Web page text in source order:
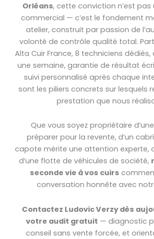
Orléans, cette conviction n’est
commercial — c’est le fondement
atelier, construit par passion de
volonté de contrôle qualité total.
Alta Cuir France, 8 techniciens dédiés,
une semaine, garantie de résultat
suivi personnalisé après chaque
sont les piliers concrets sur lesquels
prestation que nous
Que vous soyez propriétaire
préparer pour la revente, d’un
capote mérite une attention experte,
d’une flotte de véhicules de société,
seconde vie à vos cuirs
conversation honnête avec
Contactez Ludovic Verzy dès
votre audit gratuit — diagnostic
conseil sans vente forcée, et